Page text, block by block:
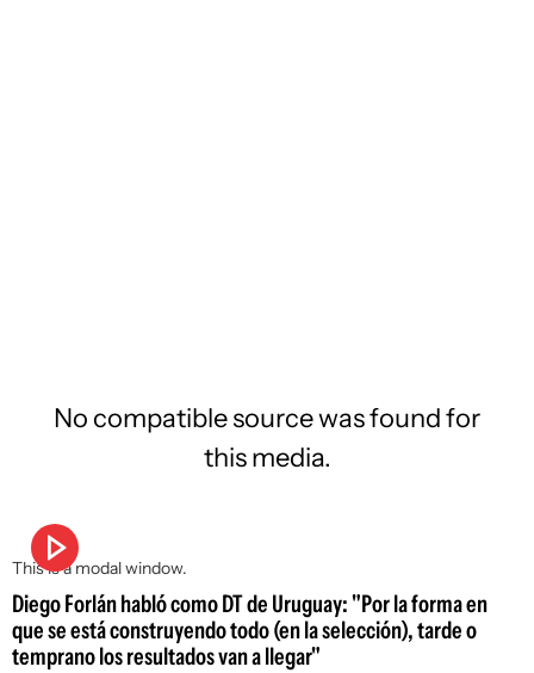
This is a modal window.
No compatible source was found for
this media.
Diego Forlán habló como DT de Uruguay: "Por la forma en
que se está construyendo todo (en la selección), tarde o
temprano los resultados van a llegar"